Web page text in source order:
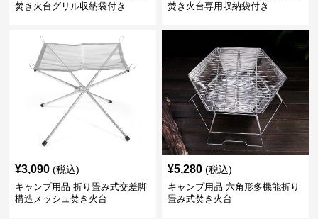
焚き火台グリル収納袋付き
焚き火台専用収納袋付き
¥3,090 (税込)
キャンプ用品 折り畳み式交差脚
構造メッシュ焚き火台
¥5,280 (税込)
キャンプ用品 六角形多機能折り
畳み式焚き火台